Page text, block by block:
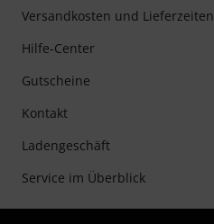
Versandkosten und Lieferzeiten
Hilfe-Center
Gutscheine
Kontakt
Ladengeschäft
Service im Überblick